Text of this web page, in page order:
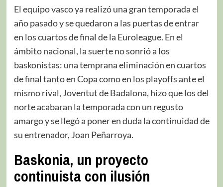
El equipo vasco ya realizó una gran temporada el
año pasado y se quedaron a las puertas de entrar
en los cuartos de final de la Euroleague. En el
ámbito nacional, la suerte no sonrió a los
baskonistas: una temprana eliminación en cuartos
de final tanto en Copa como en los playoffs ante el
mismo rival, Joventut de Badalona, hizo que los del
norte acabaran la temporada con un regusto
amargo y se llegó a poner en duda la continuidad de
su entrenador, Joan Peñarroya.
Baskonia, un proyecto
continuista con ilusión